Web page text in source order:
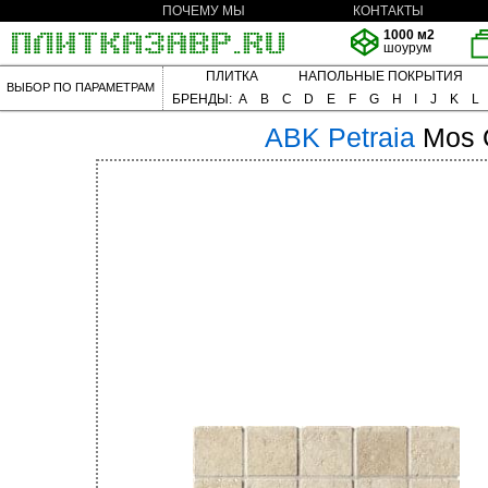
ПОЧЕМУ МЫ
КОНТАКТЫ
1000 м2
шоурум
ВЫБОР ПО ПАРАМЕТРАМ
ПЛИТКА
НАПОЛЬНЫЕ ПОКРЫТИЯ
БРЕНДЫ: A B C D E F G H J K L
ABK Petraia Mos